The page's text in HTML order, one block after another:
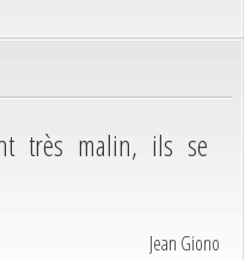
très malin, ils se
Jean Giono